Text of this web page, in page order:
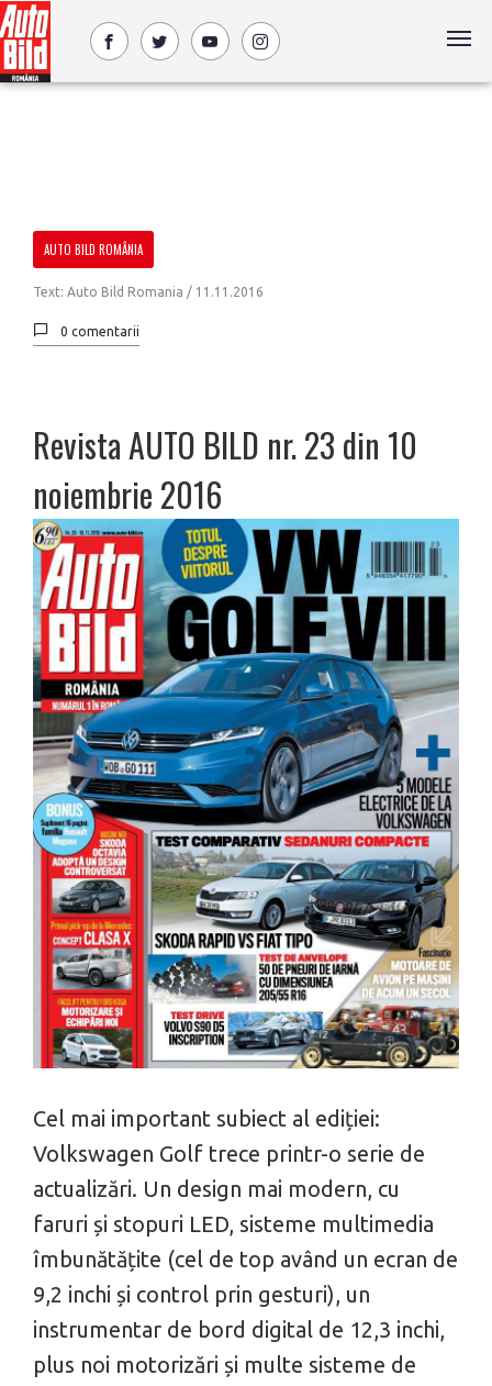
AUTO BILD ROMÂNIA
Text: Auto Bild Romania / 11.11.2016
0 comentarii
Revista AUTO BILD nr. 23 din 10
noiembrie 2016
Cel mai important subiect al ediției:
Volkswagen Golf trece printr-o serie de
actualizări. Un design mai modern, cu
faruri și stopuri LED, sisteme multimedia
îmbunătățite (cel de top având un ecran de
9,2 inchi și control prin gesturi), un
instrumentar de bord digital de 12,3 inchi,
plus noi motorizări și multe sisteme de